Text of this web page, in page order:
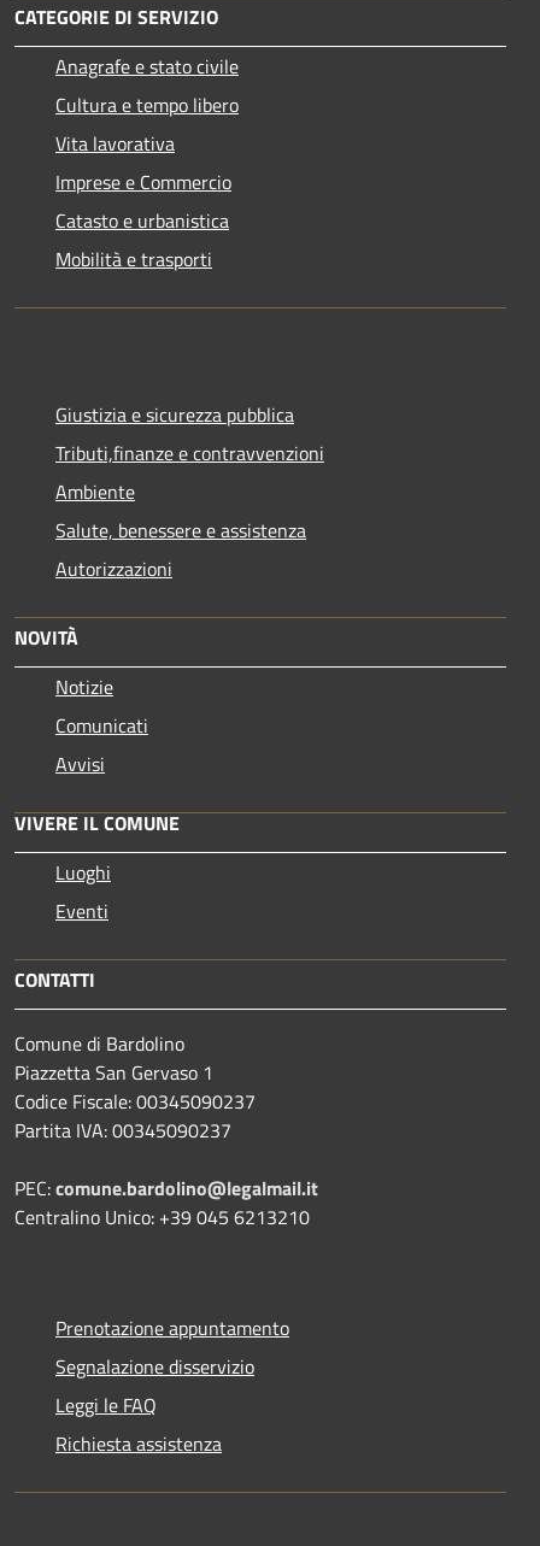
CATEGORIE DI SERVIZIO
Anagrafe e stato civile
Cultura e tempo libero
Vita lavorativa
Imprese e Commercio
Catasto e urbanistica
Mobilità e trasporti
Giustizia e sicurezza pubblica
Tributi,finanze e contravvenzioni
Ambiente
Salute, benessere e assistenza
Autorizzazioni
NOVITÀ
Notizie
Comunicati
Avvisi
VIVERE IL COMUNE
Luoghi
Eventi
CONTATTI
Comune di Bardolino
Piazzetta San Gervaso 1
Codice Fiscale: 00345090237
Partita IVA: 00345090237
PEC:comune.bardolino@legalmail.it
Centralino Unico: +39 045 6213210
Prenotazione appuntamento
Segnalazione disservizio
Leggi le FAQ
Richiesta assistenza